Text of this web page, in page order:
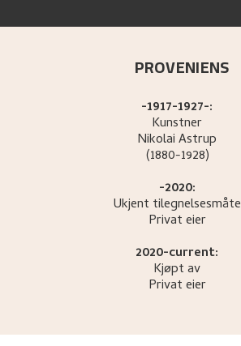
PROVENIENS
-1917-1927-:
Kunstner
NikolaiAstrup
(1880-1928)
-2020:
Ukjent tilegnelsesmåte
Privat eier
2020-current:
Kjøpt av
Privat eier